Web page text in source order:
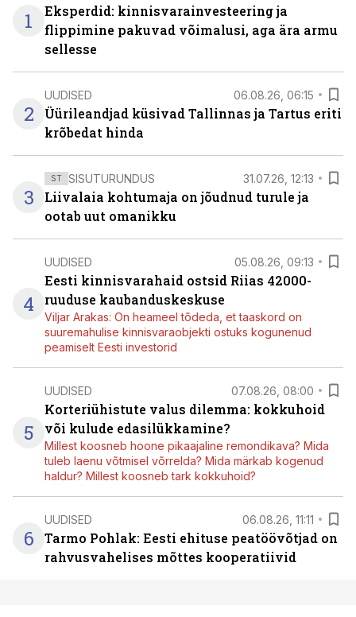
1
Eksperdid: kinnisvarainvesteering ja
flippimine pakuvad võimalusi, aga ära armu
sellesse
2
UUDISED 06.08.26, 06:15
Üürileandjad küsivad Tallinnas ja Tartus eriti
krõbedat hinda
3
ST SISUTURUNDUS 31.07.26, 12:13
Liivalaia kohtumaja on jõudnud turule ja
ootab uut omanikku
4
UUDISED 05.08.26, 09:13
Eesti kinnisvarahaid ostsid Riias 42000-
ruuduse kaubanduskeskuse
Viljar Arakas: On heameel tõdeda, et taaskord on
suuremahulise kinnisvaraobjekti ostuks kogunenud
peamiselt Eesti investorid
5
UUDISED 07.08.26, 08:00
Korteriühistute valus dilemma: kokkuhoid
või kulude edasilükkamine?
Millest koosneb hoone pikaajaline remondikava? Mida
tuleb laenu võtmisel võrrelda? Mida märkab kogenud
haldur? Millest koosneb tark kokkuhoid?
6
UUDISED 06.08.26, 11:11
Tarmo Pohlak: Eesti ehituse peatöövõtjad on
rahvusvahelises mõttes kooperatiivid